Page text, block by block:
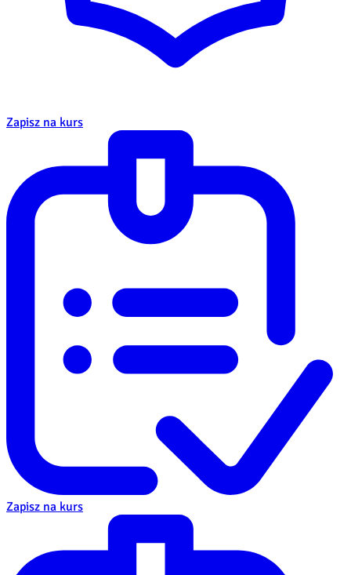
Zapisz na kurs
Zapisz na kurs